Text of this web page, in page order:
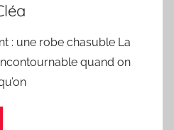
: une robe chasuble La
quand on